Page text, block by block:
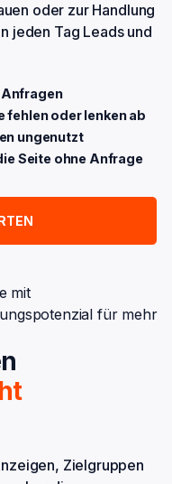
oder zur Handlung
jeden Tag Leads und
oder lenken ab
ungenutzt
Seite ohne Anfrage
Zielgruppen